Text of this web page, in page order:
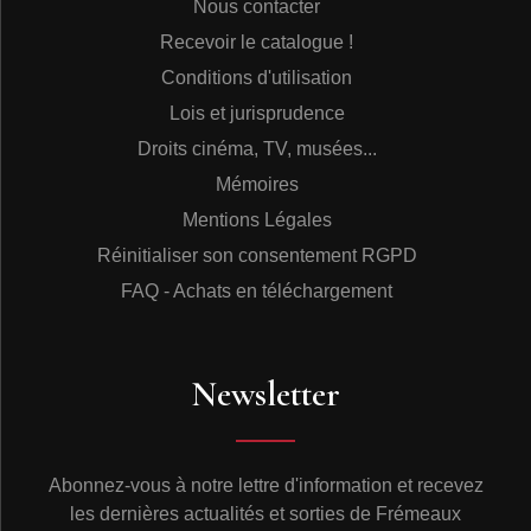
leur permettaient de s’accompagner seuls et d’animer
des bars bruyants.
10 en particulier (enregistré à partir de 1927), ont
considérablement marqué la musique hillbilly/country,
ces guitares manquaient toujours d’amplitude sonore,
un problème que voulut résoudre George Beauchamp,
steel. C’est en 1927 à Los Angeles qu’il s’est associé
aux frères John et Rudy Dopyera, des luthiers
il créa une puissante guitare acoustique en tôle d’acier
déposèrent les brevets et la marque National String
petite usine provenait de la toute proche boutique
d’origine suisse allemande. Certains musiciens de
blues, comme Casey Bill Weldon11, ont utilisé ce
Nous contacter
Recevoir le catalogue !
Conditions d'utilisation
Lois et jurisprudence
Droits cinéma, TV, musées...
Mémoires
Mentions Légales
Réinitialiser son consentement RGPD
FAQ - Achats en téléchargement
Newsletter
Abonnez-vous à notre lettre d'information et recevez
les dernières actualités et sorties de Frémeaux